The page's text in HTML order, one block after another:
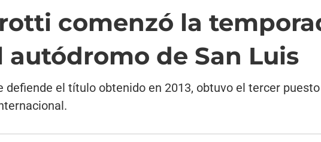
comenzó la
autódromo de San Luis
defiende el título obtenido en 2013, obtuvo el tercer